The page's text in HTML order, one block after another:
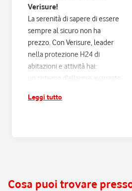
Verisure!
La serenità di sapere di essere
sempre al sicuro non ha
prezzo. Con Verisure, leader
nella protezione H24 di
abitazioni e attività hai:
un sistema d'allarme avanzato,
e connesso alla Centrale
assistenza e manutenzione
Leggi tutto
Cosa puoi trovare